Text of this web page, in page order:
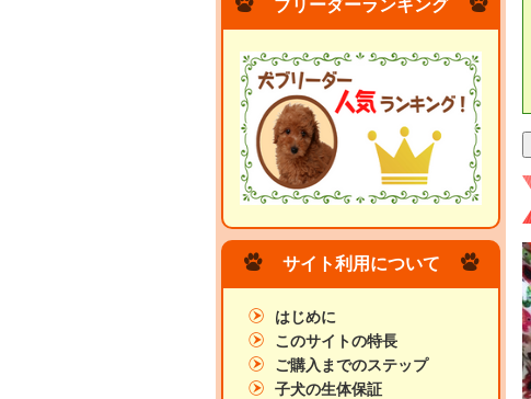
ブリーダーランキング
サイト利用について
はじめに
このサイトの特長
ご購入までのステップ
子犬の生体保証